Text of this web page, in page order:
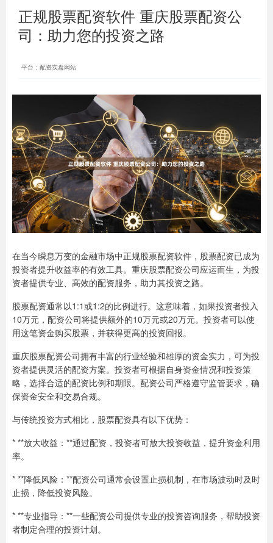
正规股票配资软件 重庆股票配资公
司：助力您的投资之路
平台：配资实盘网站
在当今瞬息万变的金融市场中正规股票配资软件，股票配资已成为
投资者提升收益率的有效工具。重庆股票配资公司应运而生，为投
资者提供专业、高效的配资服务，助力其投资之路。
股票配资通常以1:1或1:2的比例进行。这意味着，如果投资者投入
10万元，配资公司将提供额外的10万元或20万元。投资者可以使
用这笔资金购买股票，并获得更高的投资回报。
重庆股票配资公司拥有丰富的行业经验和雄厚的资金实力，可为投
资者提供灵活的配资方案。投资者可根据自身资金情况和投资策
略，选择合适的配资比例和期限。配资公司严格遵守监管要求，确
保资金安全和交易合规。
与传统投资方式相比，股票配资具有以下优势：
* **放大收益：**通过配资，投资者可放大投资收益，提升资金利用
率。
* **降低风险：**配资公司通常会设置止损机制，在市场波动时及时
止损，降低投资风险。
* **专业指导：**一些配资公司提供专业的投资咨询服务，帮助投资
者制定合理的投资计划。